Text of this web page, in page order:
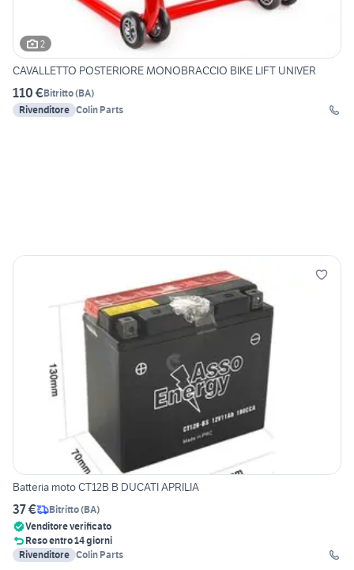
2
CAVALLETTO POSTERIORE MONOBRACCIO BIKE LIFT UNIVER
110 €Bitritto(BA)
Rivenditore Colin Parts
Batteria moto CT12B B DUCATI APRILIA
37 € Bitritto(BA)
Venditore verificato
Reso entro 14 giorni
Rivenditore Colin Parts